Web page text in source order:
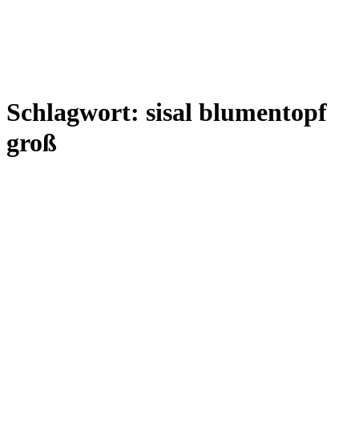
Schlagwort: sisal blumentopf
groß